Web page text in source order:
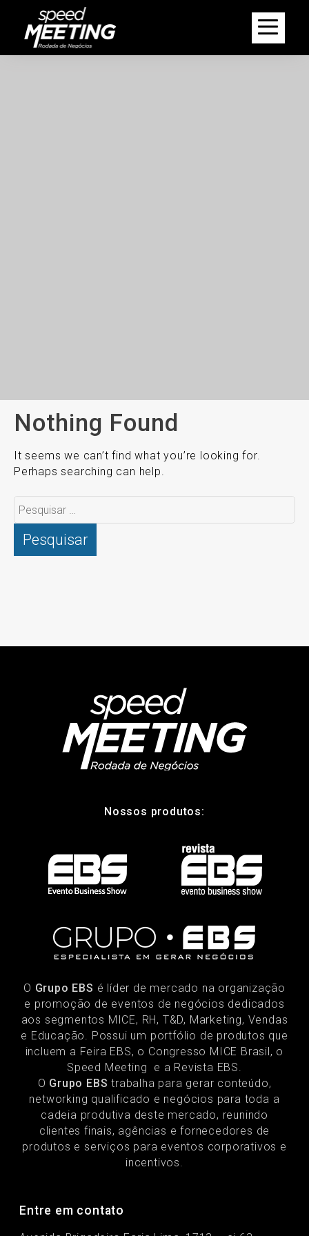
Nothing Found
It seems we can’t find what you’re looking for.
Perhaps searching can help.
Pesquisar
por:
Nossos produtos:
O Grupo EBS é líder de mercado na organização
e promoção de eventos de negócios dedicados
aos segmentos MICE, RH, T&D, Marketing, Vendas
e Educação. Possui um portfólio de produtos que
incluem a Feira EBS, o Congresso MICE Brasil, o
Speed Meeting e a Revista EBS.
O Grupo EBS trabalha para gerar conteúdo,
networking qualificado e negócios para toda a
cadeia produtiva deste mercado, reunindo
clientes finais, agências e fornecedores de
produtos e serviços para eventos corporativos e
incentivos.
Entre em contato